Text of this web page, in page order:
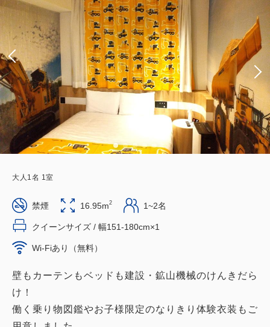
大人 1名 1室
禁煙 16.95m2 1~2名
クイーンサイズ / 幅151-180cm×1
Wi-Fiあり（無料）
壁もカーテンもベッドも建設・鉱山機械のけんきだら
け！
働く乗り物図鑑やお子様限定のなりきり体験衣装もご